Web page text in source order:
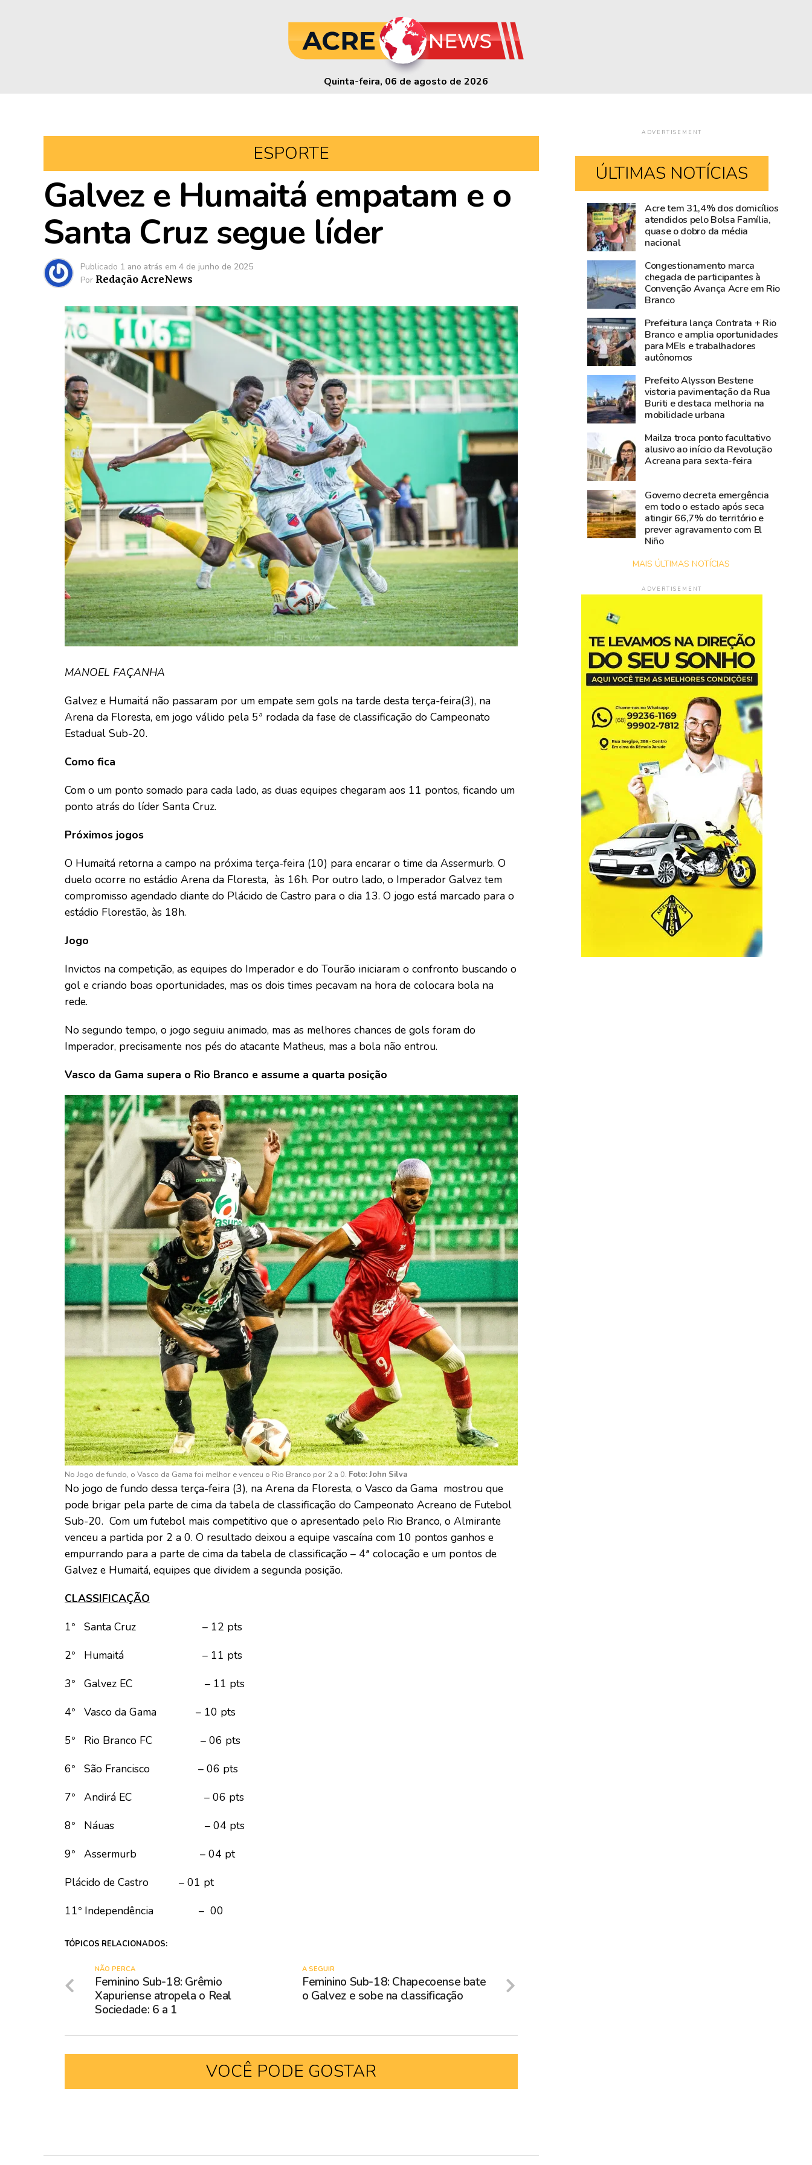
Quinta-feira, 06 de agosto de 2026
ESPORTE
Galvez e Humaitá empatam e o
Santa Cruz segue líder
Publicado 1 ano atrás em 4 de junho de 2025
Por Redação AcreNews
MANOEL FAÇANHA
Galvez e Humaitá não passaram por um empate sem gols na tarde desta terça-feira(3), na
Arena da Floresta, em jogo válido pela 5ª rodada da fase de classificação do Campeonato
Estadual Sub-20.
Como fica
Com o um ponto somado para cada lado, as duas equipes chegaram aos 11 pontos, ficando um
ponto atrás do líder Santa Cruz.
Próximos jogos
O Humaitá retorna a campo na próxima terça-feira (10) para encarar o time da Assermurb. O
duelo ocorre no estádio Arena da Floresta, às 16h. Por outro lado, o Imperador Galvez tem
compromisso agendado diante do Plácido de Castro para o dia 13. O jogo está marcado para o
estádio Florestão, às 18h.
Jogo
Invictos na competição, as equipes do Imperador e do Tourão iniciaram o confronto buscando o
gol e criando boas oportunidades, mas os dois times pecavam na hora de colocara bola na
rede.
No segundo tempo, o jogo seguiu animado, mas as melhores chances de gols foram do
Imperador, precisamente nos pés do atacante Matheus, mas a bola não entrou.
Vasco da Gama supera o Rio Branco e assume a quarta posição
No Jogo de fundo, o Vasco da Gama foi melhor e venceu o Rio Branco por 2 a 0. Foto: John Silva
No jogo de fundo dessa terça-feira (3), na Arena da Floresta, o Vasco da Gama mostrou que
pode brigar pela parte de cima da tabela de classificação do Campeonato Acreano de Futebol
Sub-20. Com um futebol mais competitivo que o apresentado pelo Rio Branco, o Almirante
venceu a partida por 2 a 0. O resultado deixou a equipe vascaína com 10 pontos ganhos e
empurrando para a parte de cima da tabela de classificação – 4ª colocação e um pontos de
Galvez e Humaitá, equipes que dividem a segunda posição.
CLASSIFICAÇÃO
1º Santa Cruz – 12 pts
2º Humaitá – 11 pts
3º Galvez EC – 11 pts
4º Vasco da Gama – 10 pts
5º Rio Branco FC – 06 pts
6º São Francisco – 06 pts
7º Andirá EC – 06 pts
8º Náuas – 04 pts
9º Assermurb – 04 pt
Plácido de Castro – 01 pt
11º Independência – 00
TÓPICOS RELACIONADOS:
A SEGUIR
Feminino Sub-18: Chapecoense bate
o Galvez e sobe na classificação
NÃO PERCA
Feminino Sub-18: Grêmio
Xapuriense atropela o Real
Sociedade: 6 a 1
VOCÊ PODE GOSTAR
ADVERTISEMENT
ÚLTIMAS NOTÍCIAS
Rio
Branco
movimenta
R$
3,8
bilhões
lidera
produção
agropecuária
do
Acre
Amazônia
cresce
acima
da
média
nacional
Norte
registra
alta
de
2,3%
na
atividade
econômica
Acre tem 31,4% dos domicílios
atendidos pelo Bolsa Família,
quase o dobro da média
nacional
Congestionamento marca
chegada de participantes à
Convenção Avança Acre em Rio
Branco
Prefeitura lança Contrata + Rio
Branco e amplia oportunidades
para MEIs e trabalhadores
autônomos
Prefeito Alysson Bestene
vistoria pavimentação da Rua
Buriti e destaca melhoria na
mobilidade urbana
Mailza troca ponto facultativo
alusivo ao início da Revolução
Acreana para sexta-feira
Governo decreta emergência
em todo o estado após seca
atingir 66,7% do território e
prever agravamento com El
Niño
MAIS ÚLTIMAS NOTÍCIAS
ADVERTISEMENT